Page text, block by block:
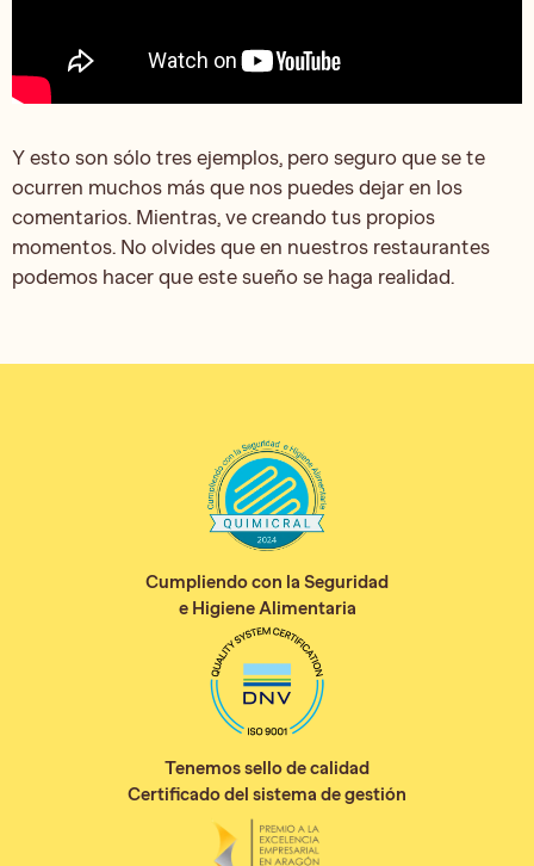
Y esto son sólo tres ejemplos, pero seguro que se te
ocurren muchos más que nos puedes dejar en los
comentarios. Mientras, ve creando tus propios
momentos. No olvides que en nuestros restaurantes
podemos hacer que este sueño se haga realidad.
Cumpliendo con la Seguridad
e Higiene Alimentaria
Tenemos sello de calidad
Certificado del sistema de gestión